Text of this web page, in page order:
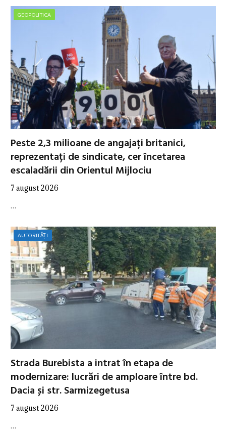
GEOPOLITICA
Peste 2,3 milioane de angajați britanici,
reprezentați de sindicate, cer încetarea
escaladării din Orientul Mijlociu
7 august 2026
…
AUTORITĂȚI
Strada Burebista a intrat în etapa de
modernizare: lucrări de amploare între bd.
Dacia și str. Sarmizegetusa
7 august 2026
…